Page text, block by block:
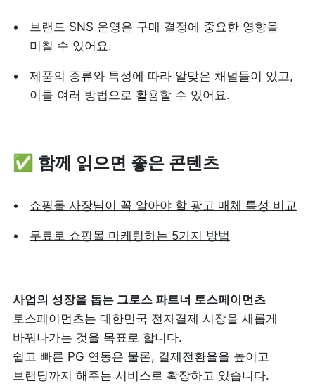
브랜드 SNS 운영은 구매 결정에 중요한 영향을
미칠 수 있어요.
제품의 종류와 특성에 따라 알맞은 채널들이 있고,
이를 여러 방법으로 활용할 수 있어요.
✅ 함께 읽으면 좋은 콘텐츠
쇼핑몰 사장님이 꼭 알아야 할 광고 매체 특성 비교
무료로 쇼핑몰 마케팅하는 5가지 방법
사업의 성장을 돕는 그로스 파트너 토스페이먼츠
토스페이먼츠는 대한민국 전자결제 시장을 새롭게
바꿔나가는 것을 목표로 합니다.
쉽고 빠른 PG 연동은 물론, 결제전환율을 높이고
브랜딩까지 해주는 서비스로 확장하고 있습니다.